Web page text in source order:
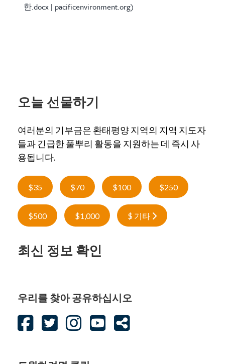
한.docx | pacificenvironment.org)
오늘 선물하기
여러분의 기부금은 환태평양 지역의 지역 지도자
들과 긴급한 풀뿌리 활동을 지원하는 데 즉시 사
용됩니다.
$35 $70 $100 $250
$500 $1,000 $ 기타
최신 정보 확인
우리를 찾아 공유하십시오